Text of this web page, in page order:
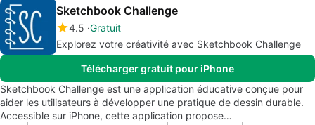
Sketchbook Challenge
4.5 Gratuit
Explorez votre créativité avec Sketchbook Challenge
Télécharger gratuit pour iPhone
Sketchbook Challenge est une application éducative conçue pour
aider les utilisateurs à développer une pratique de dessin durable.
Accessible sur iPhone, cette application propose…